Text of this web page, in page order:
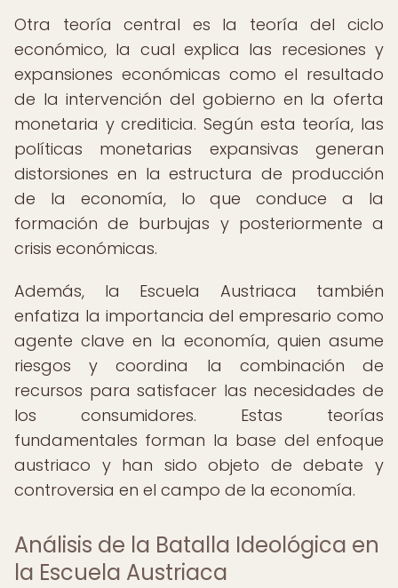
Otra teoría central es la teoría del ciclo
económico, la cual explica las recesiones y
expansiones económicas como el resultado
de la intervención del gobierno en la oferta
monetaria y crediticia. Según esta teoría, las
políticas monetarias expansivas generan
distorsiones en la estructura de producción
de la economía, lo que conduce a la
formación de burbujas y posteriormente a
crisis económicas.
Además, la Escuela Austriaca también
enfatiza la importancia del empresario como
agente clave en la economía, quien asume
riesgos y coordina la combinación de
recursos para satisfacer las necesidades de
los consumidores. Estas teorías
fundamentales forman la base del enfoque
austriaco y han sido objeto de debate y
controversia en el campo de la economía.
Análisis de la Batalla Ideológica en
la Escuela Austriaca